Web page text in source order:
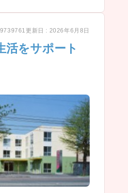
更新日 : 2026年6月8日
活をサポート